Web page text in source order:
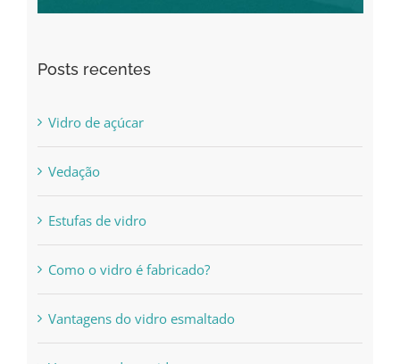
Posts recentes
Vidro de açúcar
Vedação
Estufas de vidro
Como o vidro é fabricado?
Vantagens do vidro esmaltado